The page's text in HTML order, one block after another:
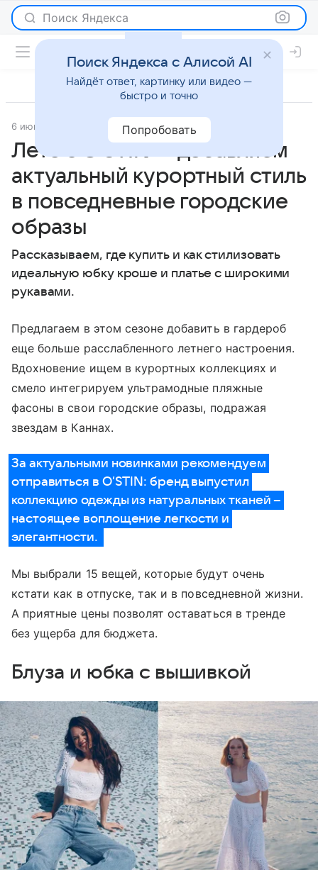
Поиск Яндекса
6 июня 2024
Лето с O’STIN — добавляем
актуальный курортный стиль
в повседневные городские
образы
Рассказываем, где купить и как стилизовать
идеальную юбку кроше и платье с широкими
рукавами.
Предлагаем в этом сезоне добавить в гардероб
еще больше расслабленного летнего настроения.
Вдохновение ищем в курортных коллекциях и
смело интегрируем ультрамодные пляжные
фасоны в свои городские образы, подражая
звездам в Каннах.
За актуальными новинками рекомендуем
отправиться в O’STIN: бренд выпустил
коллекцию одежды из натуральных тканей –
настоящее воплощение легкости и
элегантности.
Мы выбрали 15 вещей, которые будут очень
кстати как в отпуске, так и в повседневной жизни.
А приятные цены позволят оставаться в тренде
без ущерба для бюджета.
Блуза и юбка с вышивкой
Поиск Яндекса с Алисой AI
Найдёт ответ, картинку или видео —
быстро и точно
Попробовать